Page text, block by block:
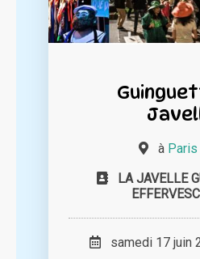
à
LA JAVELLE
samedi 17 juin